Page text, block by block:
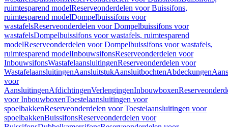
ruimtesparend modelReserveonderdelen voor Buissifons,
ruimtesparend modelDompelbuissifons voor
wastafelsReserveonderdelen voor Dompelbuissifons voor
wastafelsDompelbuissifons voor wastafels, ruimtesparend
modelReserveonderdelen voor Dompelbuissifons voor wastafels,
ruimtesparend modelInbouwsifonsReserveonderdelen voor
InbouwsifonsWastafelaansluitingenReserveonderdelen voor
WastafelaansluitingenAansluitstukAansluitbochtenAbdeckungen
voor
AansluitingenAfdichtingenVerlengingenInbouwboxen
voor InbouwboxenToestelaansluitingen voor
spoelbakkenReserveonderdelen voor Toestelaansluitingen voor
spoelbakkenBuissifonsReserveonderdelen voor